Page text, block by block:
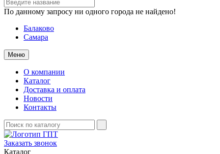
По данному запросу ни одного города не найдено!
Балаково
Самара
Меню
О компании
Каталог
Доставка и оплата
Новости
Контакты
Заказать звонок
Каталог